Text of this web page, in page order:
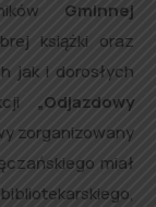
Gminnej
książki oraz
jak i dorosłych
„Odjazdowy
zorganizowany
miał